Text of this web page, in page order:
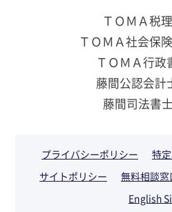
ＴＯＭＡ税
ＴＯＭＡ社会保
ＴＯＭＡ行政
藤間公認会計
藤間司法書
プライバシーポリシー
特
サイトポリシー
無料相談窓
English